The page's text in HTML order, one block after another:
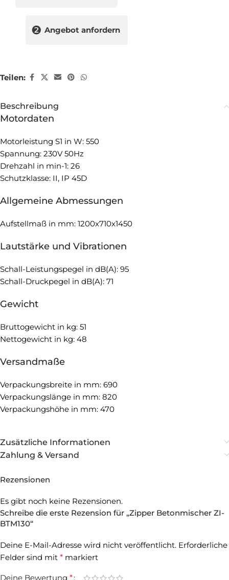
❷ Angebot anfordern
Teilen:
Beschreibung
Motordaten
Motorleistung S1 in W: 550
Spannung: 230V 50Hz
Drehzahl in min-1: 26
Schutzklasse: II, IP 45D
Allgemeine Abmessungen
Aufstellmaß in mm: 1200x710x1450
Lautstärke und Vibrationen
Schall-Leistungspegel in dB(A): 95
Schall-Druckpegel in dB(A): 71
Gewicht
Bruttogewicht in kg: 51
Nettogewicht in kg: 48
Versandmaße
Verpackungsbreite in mm: 690
Verpackungslänge in mm: 820
Verpackungshöhe in mm: 470
Zusätzliche Informationen
Zahlung & Versand
Rezensionen
Es gibt noch keine Rezensionen.
Schreibe die erste Rezension für „Zipper Betonmischer ZI-
BTM130“
Deine E-Mail-Adresse wird nicht veröffentlicht. Erforderliche
Felder sind mit * markiert
Deine Bewertung *